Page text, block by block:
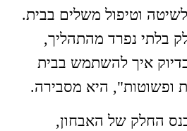
וטיפול משלים בבית.
בלתי נפרד מהתהליך,
בדיוק איך להשתמש בבית
ופשוטות", היא מסבירה.
החלק של האבחון,